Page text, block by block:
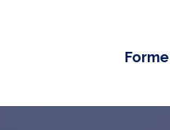
Forme